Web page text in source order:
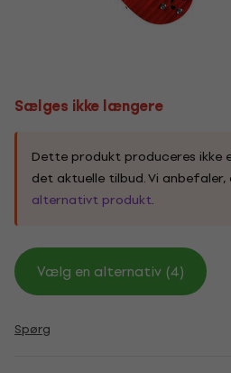
Sælges ikke længere
Dette produkt produceres ikke
det aktuelle tilbud. Vi
alternativt produkt.
Vælg en alternativ (4)
Spørg